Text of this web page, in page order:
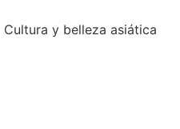
Cultura y belleza asiática